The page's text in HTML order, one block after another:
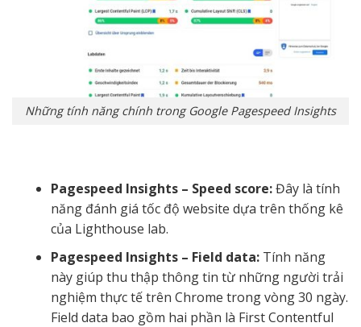
Những tính năng chính trong Google Pagespeed Insights
Pagespeed Insights – Speed score:Đây là tính
năng đánh giá tốc độ website dựa trên thống kê
của Lighthouse lab.
Pagespeed Insights – Field data: Tính năng
này giúp thu thập thông tin từ những người trải
nghiệm thực tế trên Chrome trong vòng 30 ngày.
Field data bao gồm hai phần là First Contentful